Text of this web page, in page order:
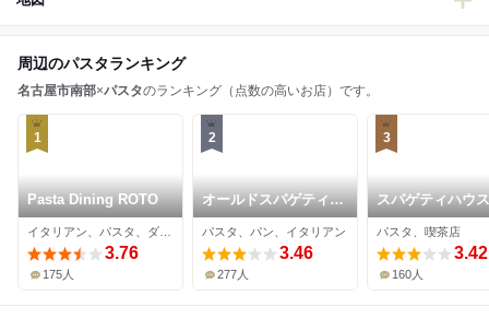
周辺のパスタランキング
名古屋市南部×パスタのランキング（点数の高いお店）です。
1
Pasta Dining ROTO
3.76
175人
2
オールドスパゲティフ
ァクトリー 名古屋店
パスタ、パン、イタリアン
3.46
277人
3
スパゲティハウ
トルジョン
パスタ、喫茶店
3.42
160人